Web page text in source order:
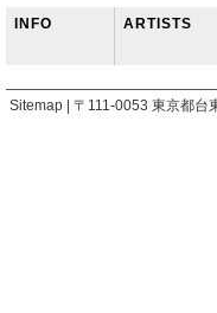
INFO ARTISTS
Sitemap | 〒111-0053 東京都